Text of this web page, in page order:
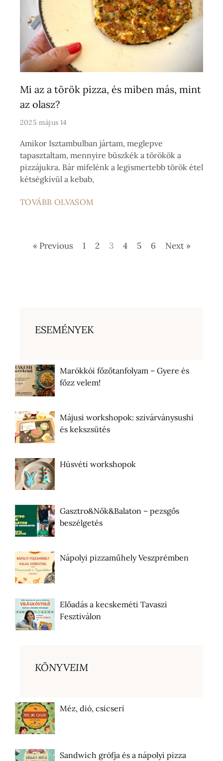
Mi az a török pizza, és miben más, mint
az olasz?
2025 május 14
Amikor Isztambulban jártam, meglepve
tapasztaltam, mennyire büszkék a törökök a
pizzájukra. Bár mifelénk a legismertebb török étel
kétségkívül a kebab,
TOVÁBB OLVASOM
« Previous 1 2 3 4 5 6 Next »
ESEMÉNYEK
Marókkói főzőtanfolyam – Gyere és
főzz velem!
Májusi workshopok: szivárványsushi
és kekszsütés
Húsvéti workshopok
Gasztro&Nők&Balaton – pezsgős
beszélgetés
Nápolyi pizzaműhely Veszprémben
Előadás a kecskeméti Tavaszi
Fesztiválon
KÖNYVEIM
Méz, dió, csicseri
Sandwich grófja és a nápolyi pizza